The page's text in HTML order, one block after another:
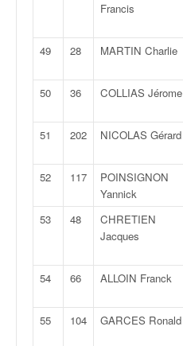
Francis
49 28 MARTIN Charlie
50 36 COLLIAS Jérome
51 202 NICOLAS Gérard
52 117
POINSIGNON
Yannick
53 48
CHRETIEN
Jacques
54 66 ALLOIN Franck
55 104 GARCES Ronald